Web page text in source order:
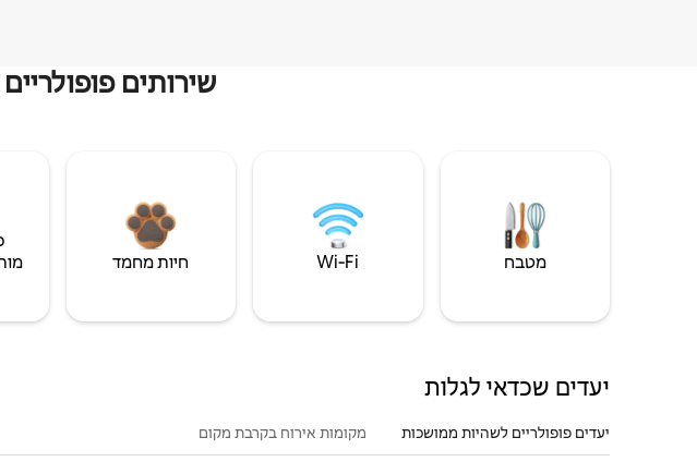
שירותים
מטבח Wi‑Fi חיות מחמד
יעדים שכדאי לגלות
יעדים פופולריים לשהיות ממושכות מקומות אירוח בקרבת מקום